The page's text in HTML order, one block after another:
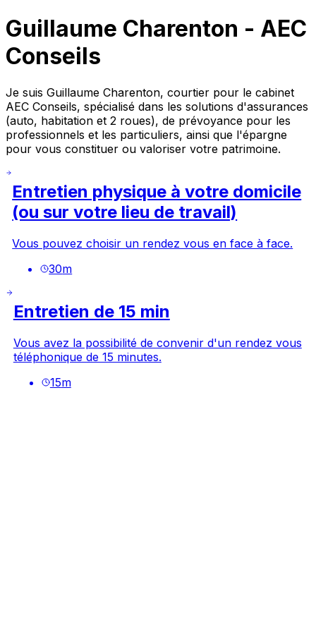
Guillaume Charenton - AEC
Conseils
Je suis Guillaume Charenton, courtier pour le cabinet
AEC Conseils, spécialisé dans les solutions d'assurances
(auto, habitation et 2 roues), de prévoyance pour les
professionnels et les particuliers, ainsi que l'épargne
pour vous constituer ou valoriser votre patrimoine.
Entretien physique à votre domicile
(ou sur votre lieu de travail)
Vous pouvez choisir un rendez vous en face à face.
30m
Entretien de 15 min
Vous avez la possibilité de convenir d'un rendez vous
téléphonique de 15 minutes.
15m